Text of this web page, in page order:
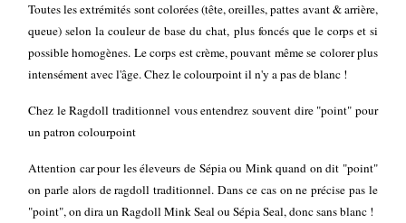
Devon
Rex
Nos
Nos
mâles
Conditions
d'Adoption
Guide
Toutes les extrémités sont colorées (tête, oreilles, pattes avant & arrière,
queue) selon la couleur de base du chat, plus foncés que le corps et si
possible homogènes. Le corps est crème, pouvant même se colorer plus
intensément avec l'âge. Chez le colourpoint il n'y a pas de blanc !
​Chez le Ragdoll traditionnel vous entendrez souvent dire "point" pour
un patron colourpoint
Attention car pour les éleveurs de Sépia ou Mink quand on dit "point"
on parle alors de ragdoll traditionnel. Dans ce cas on ne précise pas le
"point", on dira un Ragdoll Mink Seal ou Sépia Seal, donc sans blanc !